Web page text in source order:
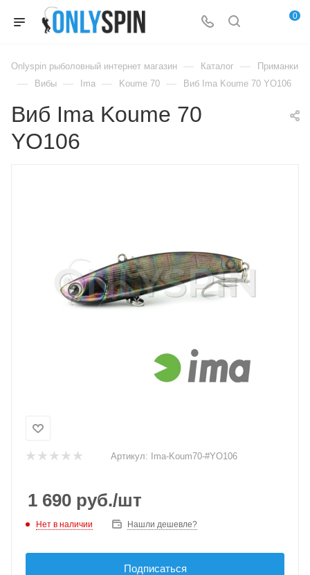
0
Onlyspin рыболовный интернет магазин — Каталог — Приманки
— Вибы — Ima — Koume 70 — Виб Ima Koume 70 YO106
Виб Ima Koume 70
YO106
Артикул: Ima-Koum70-#YO106
1 690 руб./шт
Нет в наличии Нашли дешевле?
Подписаться